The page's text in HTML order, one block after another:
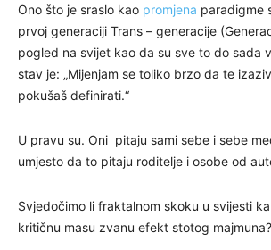
Ono što je sraslo kao promjena paradigme
prvoj generaciji Trans – generacije
pogled na svijet kao da su sve to do sada
stav je: „Mijenjam se toliko brzo da te
pokušaš definirati.“
U pravu su. Oni pitaju sami sebe i sebe
umjesto da to pitaju roditelje i osobe od
Svjedočimo li fraktalnom skoku u svijesti
kritičnu masu zvanu efekt stotog majmuna?